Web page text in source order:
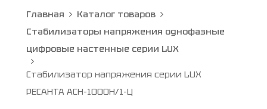
Главная
Каталог товаров
Стабилизаторы напряжения однофазные
цифровые настенные серии LUX
Стабилизатор напряжения серии LUX
РЕСАНТА АСН-1000Н/1-Ц